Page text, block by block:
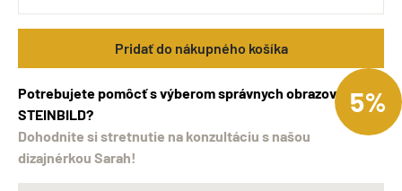
Pridať do nákupného košíka
Potrebujete pomôcť s výberom správnych obrazov
STEINBILD?
Dohodnite si stretnutie na konzultáciu s našou
dizajnérkou Sarah!
5%